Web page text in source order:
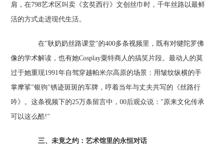
肩，在798艺术区叫卖《玄奘西行》文创丝巾时，千年丝路以最鲜
活的方式走进现代生活。
在"耿奶奶丝路课堂"的400多条视频里，既有对犍陀罗佛
像的学术解读，也有她Cosplay粟特商人的搞笑片段。最动人的莫
过于她重现1991年自驾穿越帕米尔高原的场景：用皱纹纵横的手
掌摩挲"银驹"锈迹斑斑的车牌，哼着当年与丈夫共写的《丝路行
吟》。这条视频下的25万条留言中，00后观众说："原来文化传承
可以这么酷!"
三、未竟之约：艺术馆里的永恒对话